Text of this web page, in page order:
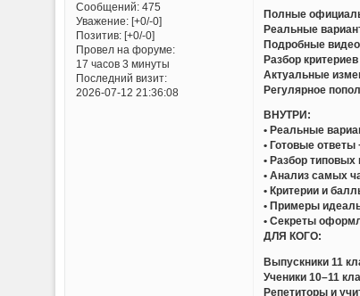
Сообщений:475
Уважение: [+0/-0]
Позитив: [+0/-0]
Провел на форуме:
17 часов 3 минуты
Последний визит:
2026-07-12 21:36:08
Полные
Реальные
Подробные
Разбор
Актуальные
Регулярное
ВНУТРИ:
• Реальные
• Готовые
• Разбор
• Анализ самых
• Критерии и
• Примеры
• Секреты
ДЛЯ КОГО:
Выпускники 11
Ученики 10–11
Репетиторы и